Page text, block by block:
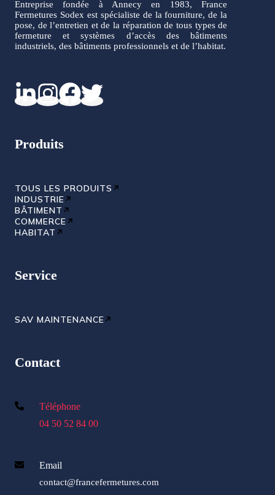
Entreprise fondée à Annecy en 1983, France
Fermetures Sodex est spécialiste de la fourniture, de la
pose, de l’entretien et de la réparation de tous types de
fermeture et systèmes d’accès des bâtiments
industriels, des bâtiments professionnels et de l’habitat.
Produits
TOUS LES PRODUITS
INDUSTRIE
BÂTIMENT
COMMERCE
HABITAT
Service
SAV MAINTENANCE
Contact
Téléphone
04 50 52 84 00
Email
contact@francefermetures.com